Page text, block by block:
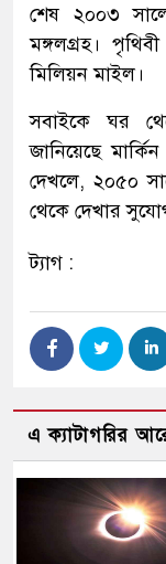
শেষ ২০০৩
মঙ্গলগ্রহ।
মিলিয়ন মাইল।
সবাইকে ঘর
জানিয়েছে
দেখলে, ২০৫০
থেকে দেখার
ট্যাগ :
এ ক্যাটাগরির